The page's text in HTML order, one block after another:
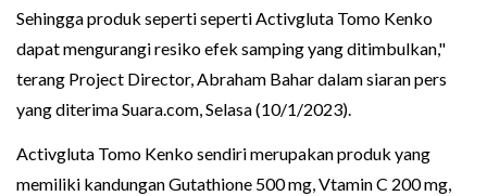
Sehingga produk seperti seperti Activgluta Tomo Kenko
dapat mengurangi resiko efek samping yang ditimbulkan,"
terang Project Director, Abraham Bahar dalam siaran pers
yang diterima Suara.com, Selasa (10/1/2023).
Activgluta Tomo Kenko sendiri merupakan produk yang
memiliki kandungan Gutathione 500 mg, Vtamin C 200 mg,